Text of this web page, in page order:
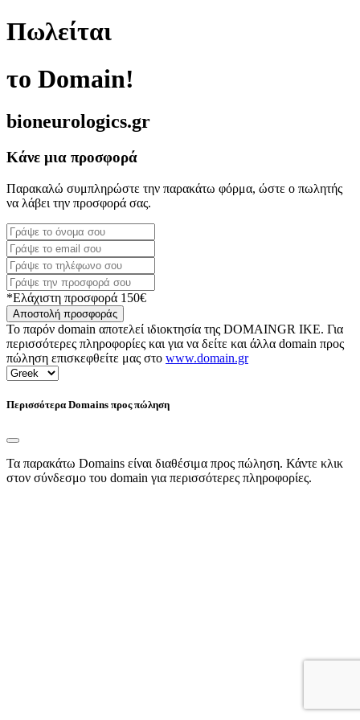
Πωλείται
το Domain!
bioneurologics.gr
Κάνε μια προσφορά
Παρακαλώ συμπληρώστε την παρακάτω φόρμα, ώστε ο πωλητής
να λάβει την προσφορά σας.
*Ελάχιστη προσφορά 150€
Αποστολή προσφοράς
Το παρόν domain αποτελεί ιδιοκτησία της DOMAINGR ΙΚΕ. Για
περισσότερες πληροφορίες και για να δείτε και άλλα domain προς
πώληση επισκεφθείτε μας στο www.domain.gr
Περισσότερα Domains προς πώληση
Τα παρακάτω Domains είναι διαθέσιμα προς πώληση. Κάντε κλικ
στον σύνδεσμο του domain για περισσότερες πληροφορίες.